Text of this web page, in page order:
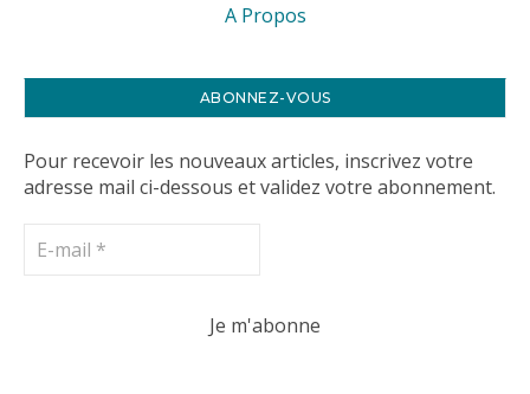
A Propos
ABONNEZ-VOUS
Pour recevoir les nouveaux articles, inscrivez votre
adresse mail ci-dessous et validez votre abonnement.